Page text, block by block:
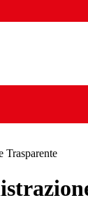
Trasparente